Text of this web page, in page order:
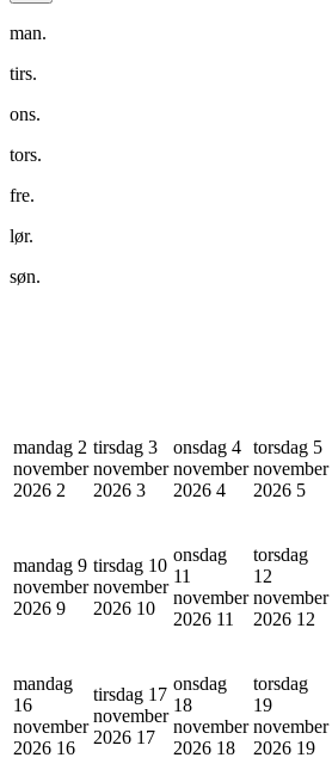
man.
tirs.
ons.
tors.
fre.
lør.
søn.
mandag 2
november
2026 2
tirsdag 3
november
2026 3
onsdag 4
november
2026 4
torsdag 5
november
2026 5
mandag 9
november
2026 9
tirsdag 10
november
2026 10
onsdag
11
november
2026 11
torsdag
12
november
2026 12
mandag
16
november
2026 16
tirsdag 17
november
2026 17
onsdag
18
november
2026 18
torsdag
19
november
2026 19